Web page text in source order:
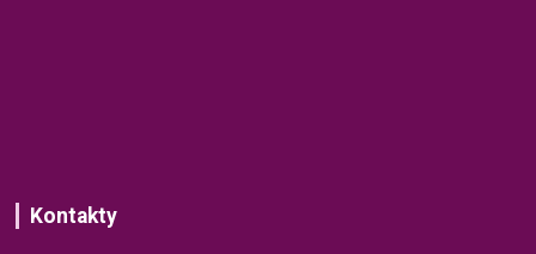
Kontakty